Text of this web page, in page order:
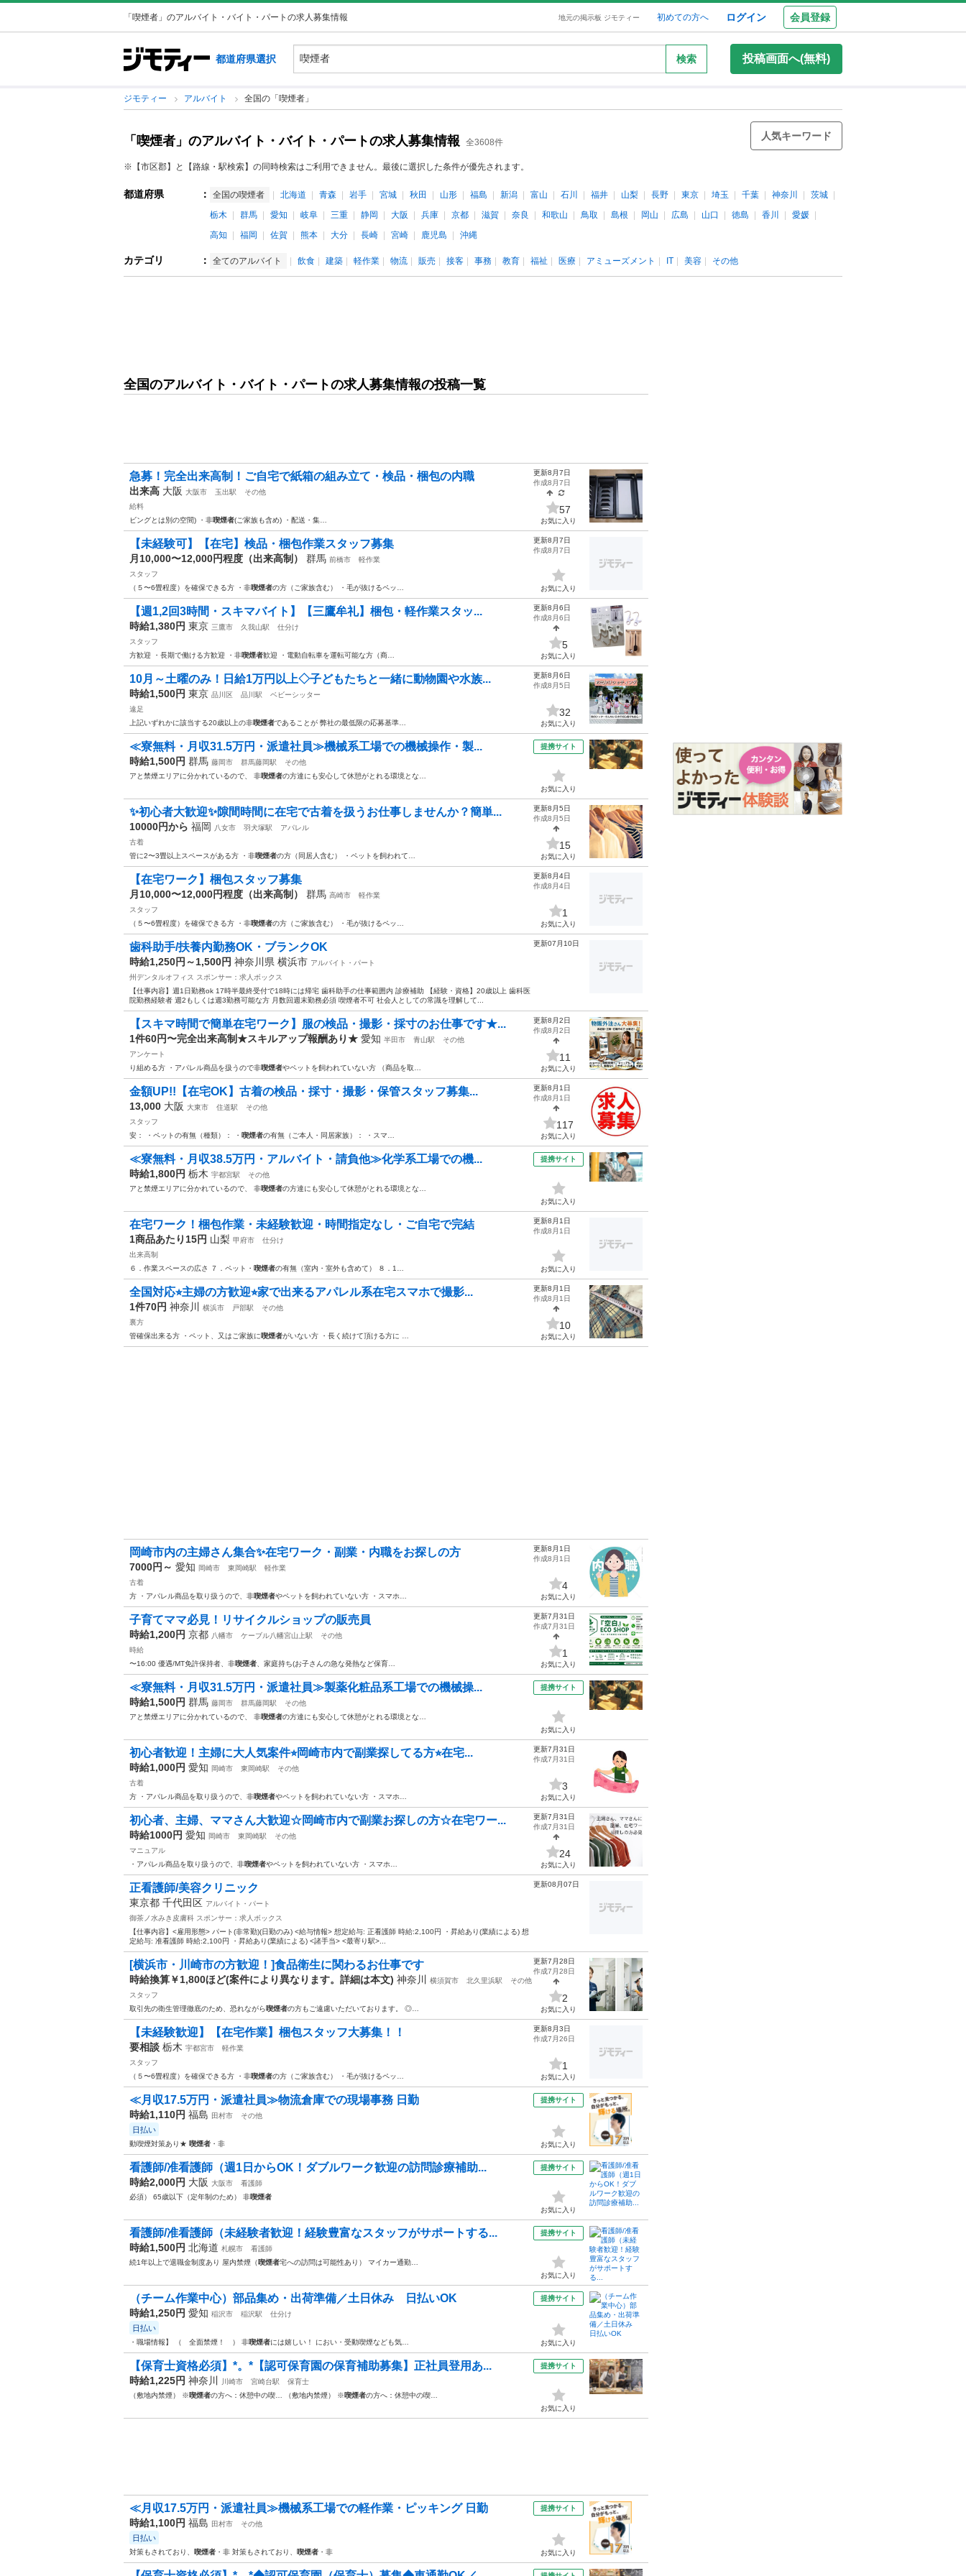
「喫煙者」のアルバイト・バイト・パートの求人募集情報 地元の掲示板 ジモティー 初めての方へ ログイン 会員登録
都道府県選択 検索 投稿画面へ(無料)
ジモティー アルバイト 全国の「喫煙者」
「喫煙者」のアルバイト・バイト・パートの求人募集情報 全3608件
人気キーワード
※【市区郡】と【路線・駅検索】の同時検索はご利用できません。最後に選択した条件が優先されます。
都道府県 ： 全国の喫煙者 北海道 青森 岩手 宮城 秋田 山形 福島 新潟 富山 石川 福井 山梨 長野 東京 埼玉 千葉 神奈川
茨城
栃木
群馬 愛知 岐阜 三重 静岡 大阪 兵庫 京都 滋賀 奈良 和歌山 鳥取 島根 岡山 広島 山口 徳島 香川
愛媛
高知
福岡 佐賀 熊本 大分 長崎 宮崎 鹿児島 沖縄
カテゴリ ： 全てのアルバイト 飲食 建築 軽作業 物流 販売 接客 事務 教育 福祉 医療 アミューズメント IT 美容 その他
全国のアルバイト・バイト・パートの求人募集情報の投稿一覧
急募！完全出来高制！ご自宅で紙箱の組み立て・検品・梱包の内職
出来高 大阪 大阪市 玉出駅
その他
給料
ビングとは別の空間) ・非喫煙者(ご家族も含め) ・配送・集…
更新8月7日
作成8月7日
57
お気に入り
【未経験可】【在宅】検品・梱包作業スタッフ募集
月10,000〜12,000円程度（出来高制） 群馬 前橋市
軽作業
スタッフ
（５〜6畳程度）を確保できる方 ・非喫煙者の方（ご家族含む） ・毛が抜けるペッ…
更新8月7日
作成8月7日
お気に入り
【週1,2回3時間・スキマバイト】【三鷹牟礼】梱包・軽作業スタッ...
時給1,380円 東京 三鷹市 久我山駅
仕分け
スタッフ
方歓迎 ・長期で働ける方歓迎 ・非喫煙者歓迎 ・電動自転車を運転可能な方（商…
更新8月6日
作成8月6日
5
お気に入り
10月～土曜のみ！日給1万円以上◇子どもたちと一緒に動物園や水族...
時給1,500円 東京 品川区 品川駅
ベビーシッター
遠足
上記いずれかに該当する20歳以上の非喫煙者であることが 弊社の最低限の応募基準…
更新8月6日
作成8月5日
32
お気に入り
≪寮無料・月収31.5万円・派遣社員≫機械系工場での機械操作・製...
時給1,500円 群馬 藤岡市 群馬藤岡駅
その他
アと禁煙エリアに分かれているので、 非喫煙者の方達にも安心して休憩がとれる環境とな…
提携サイト
お気に入り
✨初心者大歓迎✨隙間時間に在宅で古着を扱うお仕事しませんか？簡単...
10000円から 福岡 八女市 羽犬塚駅
アパレル
古着
管に2〜3畳以上スペースがある方 ・非喫煙者の方（同居人含む） ・ペットを飼われて…
更新8月5日
作成8月5日
15
お気に入り
【在宅ワーク】梱包スタッフ募集
月10,000〜12,000円程度（出来高制） 群馬 高崎市
軽作業
スタッフ
（５〜6畳程度）を確保できる方 ・非喫煙者の方（ご家族含む） ・毛が抜けるペッ…
更新8月4日
作成8月4日
1
お気に入り
歯科助手/扶養内勤務OK・ブランクOK
時給1,250円～1,500円 神奈川県 横浜市 アルバイト・パート
州デンタルオフィス スポンサー：求人ボックス
【仕事内容】週1日勤務ok 17時半最終受付で18時には帰宅 歯科助手の仕事範囲内 診療補助 【経験・資格】20歳以上 歯科医
院勤務経験者 週2もしくは週3勤務可能な方 月数回週末勤務必須 喫煙者不可 社会人としての常識を理解して...
更新07月10日
【スキマ時間で簡単在宅ワーク】服の検品・撮影・採寸のお仕事です★...
1件60円〜完全出来高制★スキルアップ報酬あり★ 愛知 半田市 青山駅
その他
アンケート
り組める方 ・アパレル商品を扱うので非喫煙者やペットを飼われていない方 （商品を取…
更新8月2日
作成8月2日
11
お気に入り
金額UP!!【在宅OK】古着の検品・採寸・撮影・保管スタッフ募集...
13,000 大阪 大東市 住道駅
その他
スタッフ
安： ・ペットの有無（種類）： ・ 喫煙者の有無（ご本人・同居家族）： ・スマ…
更新8月1日
作成8月1日
117
お気に入り
≪寮無料・月収38.5万円・アルバイト・請負他≫化学系工場での機...
時給1,800円 栃木 宇都宮駅
その他
アと禁煙エリアに分かれているので、 非喫煙者の方達にも安心して休憩がとれる環境とな…
提携サイト
お気に入り
在宅ワーク！梱包作業・未経験歓迎・時間指定なし・ご自宅で完結
1商品あたり15円 山梨 甲府市
仕分け
出来高制
６．作業スペースの広さ ７．ペット・ 喫煙者の有無（室内・室外も含めて） ８．1…
更新8月1日
作成8月1日
お気に入り
全国対応⭐︎主婦の方歓迎⭐︎家で出来るアパレル系在宅スマホで撮影...
1件70円 神奈川 横浜市 戸部駅
その他
裏方
管確保出来る方 ・ペット、又はご家族に喫煙者がいない方 ・長く続けて頂ける方に …
更新8月1日
作成8月1日
10
お気に入り
岡崎市内の主婦さん集合✨在宅ワーク・副業・内職をお探しの方
7000円～ 愛知 岡崎市 東岡崎駅
軽作業
古着
方 ・アパレル商品を取り扱うので、非喫煙者やペットを飼われていない方 ・スマホ…
更新8月1日
作成8月1日
4
お気に入り
子育てママ必見！リサイクルショップの販売員
時給1,200円 京都 八幡市 ケーブル八幡宮山上駅
その他
時給
〜16:00 優遇/MT免許保持者、非喫煙者 、家庭持ち(お子さんの急な発熱など保育…
更新7月31日
作成7月31日
1
お気に入り
≪寮無料・月収31.5万円・派遣社員≫製薬化粧品系工場での機械操...
時給1,500円 群馬 藤岡市 群馬藤岡駅
その他
アと禁煙エリアに分かれているので、 非喫煙者の方達にも安心して休憩がとれる環境とな…
提携サイト
お気に入り
初心者歓迎！主婦に大人気案件⭐︎岡崎市内で副業探してる方⭐︎在宅...
時給1,000円 愛知 岡崎市 東岡崎駅
その他
古着
方 ・アパレル商品を取り扱うので、非喫煙者やペットを飼われていない方 ・スマホ…
更新7月31日
作成7月31日
3
お気に入り
初心者、主婦、ママさん大歓迎☆岡崎市内で副業お探しの方☆在宅ワー...
時給1000円 愛知 岡崎市 東岡崎駅
その他
マニュアル
・アパレル商品を取り扱うので、非喫煙者やペットを飼われていない方 ・スマホ…
更新7月31日
作成7月31日
24
お気に入り
正看護師/美容クリニック
東京都 千代田区 アルバイト・パート
御茶ノ水みき皮膚科 スポンサー：求人ボックス
【仕事内容】<雇用形態> パート(非常勤)(日勤のみ) <給与情報> 想定給与: 正看護師 時給:2,100円 ・昇給あり(業績による) 想
定給与: 准看護師 時給:2,100円 ・昇給あり(業績による) <諸手当> <最寄り駅>...
更新08月07日
[横浜市・川崎市の方歓迎！]食品衛生に関わるお仕事です
時給換算￥1,800ほど(案件により異なります。詳細は本文) 神奈川 横須賀市 北久里浜駅
その他
スタッフ
取引先の衛生管理徹底のため、恐れながら喫煙者の方もご遠慮いただいております。 ◎…
更新7月28日
作成7月28日
2
お気に入り
【未経験歓迎】【在宅作業】梱包スタッフ大募集！！
要相談 栃木 宇都宮市
軽作業
スタッフ
（５〜6畳程度）を確保できる方 ・非喫煙者の方（ご家族含む） ・毛が抜けるペッ…
更新8月3日
作成7月26日
1
お気に入り
≪月収17.5万円・派遣社員≫物流倉庫での現場事務 日勤
時給1,110円 福島 田村市 その他
日払い
動喫煙対策あり★ 喫煙者 ・非
提携サイト
お気に入り
看護師/准看護師（週1日からOK！ダブルワーク歓迎の訪問診療補助...
時給2,000円 大阪 大阪市
看護師
必須） 65歳以下（定年制のため） 非喫煙者
提携サイト
お気に入り
看護師/准看護師（未経験者歓迎！経験豊富なスタッフがサポートする...
時給1,500円 北海道 札幌市
看護師
続1年以上で退職金制度あり 屋内禁煙（喫煙者宅への訪問は可能性あり） マイカー通勤…
提携サイト
お気に入り
（チーム作業中心）部品集め・出荷準備／土日休み 日払いOK
時給1,250円 愛知 稲沢市 稲沢駅 仕分け
日払い
・職場情報】 （ 全面禁煙！ ） 非喫煙者には嬉しい！ におい・受動喫煙なども気…
提携サイト
お気に入り
【保育士資格必須】*。*【認可保育園の保育補助募集】正社員登用あ...
時給1,225円 神奈川 川崎市 宮崎台駅
保育士
（敷地内禁煙） ※喫煙者の方へ：休憩中の喫… （敷地内禁煙） ※喫煙者の方へ：休憩中の喫…
提携サイト
お気に入り
≪月収17.5万円・派遣社員≫機械系工場での軽作業・ピッキング 日勤
時給1,100円 福島 田村市 その他
日払い
対策もされており、 喫煙者 ・非 対策もされており、 喫煙者 ・非
提携サイト
お気に入り